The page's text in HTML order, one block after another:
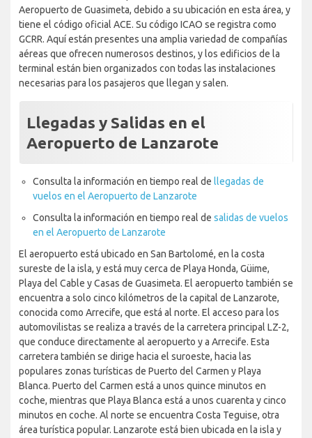
Aeropuerto de Guasimeta, debido a su ubicación en esta área, y
tiene el código oficial ACE. Su código ICAO se registra como
GCRR. Aquí están presentes una amplia variedad de compañías
aéreas que ofrecen numerosos destinos, y los edificios de la
terminal están bien organizados con todas las instalaciones
necesarias para los pasajeros que llegan y salen.
Llegadas y Salidas en el
Aeropuerto de Lanzarote
Consulta la información en tiempo real de llegadas de
vuelos en el Aeropuerto de Lanzarote
Consulta la información en tiempo real de salidas de vuelos
en el Aeropuerto de Lanzarote
El aeropuerto está ubicado en San Bartolomé, en la costa
sureste de la isla, y está muy cerca de Playa Honda, Güime,
Playa del Cable y Casas de Guasimeta. El aeropuerto también se
encuentra a solo cinco kilómetros de la capital de Lanzarote,
conocida como Arrecife, que está al norte. El acceso para los
automovilistas se realiza a través de la carretera principal LZ-2,
que conduce directamente al aeropuerto y a Arrecife. Esta
carretera también se dirige hacia el suroeste, hacia las
populares zonas turísticas de Puerto del Carmen y Playa
Blanca. Puerto del Carmen está a unos quince minutos en
coche, mientras que Playa Blanca está a unos cuarenta y cinco
minutos en coche. Al norte se encuentra Costa Teguise, otra
área turística popular. Lanzarote está bien ubicada en la isla y